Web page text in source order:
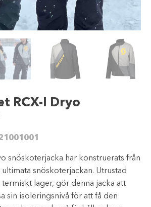
RCX-I Dryo
snöskoterjacka har konstruerats från
snöskoterjackan. Utrustad
lager, gör denna jacka att
sin isoleringsnivå för att få den